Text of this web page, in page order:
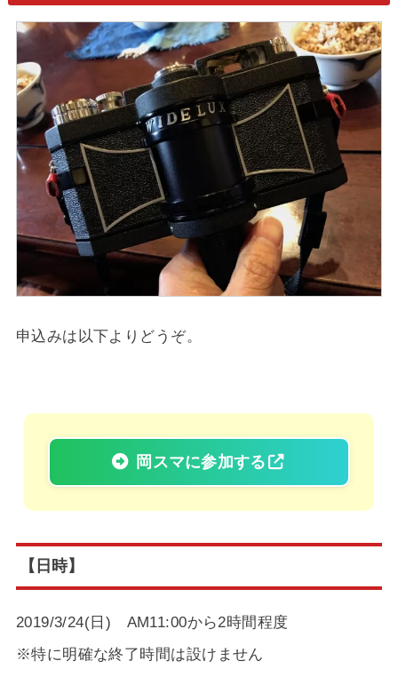
申込みは以下よりどうぞ。
岡スマに参加する
【日時】
2019/3/24(日) AM11:00から2時間程度
※特に明確な終了時間は設けません